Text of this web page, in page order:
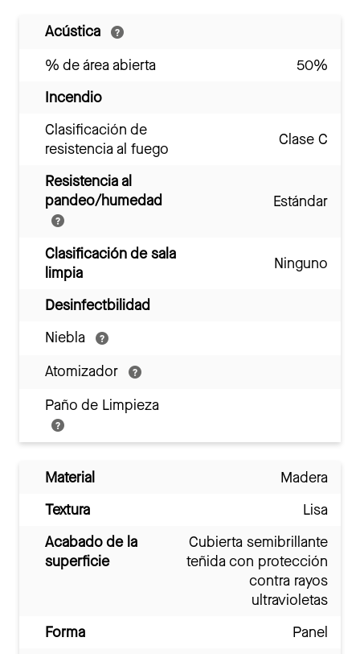
Acústica
% de área abierta
50%
Incendio
Clasificación de
resistencia al fuego
Clase C
Resistencia al
pandeo/humedad
Estándar
Clasificación de sala
limpia
Ninguno
Desinfectbilidad
Niebla
Atomizador
Paño de Limpieza
Material
Madera
Textura
Lisa
Acabado de la
superficie
Cubierta semibrillante
teñida con protección
contra rayos
ultravioletas
Forma
Panel